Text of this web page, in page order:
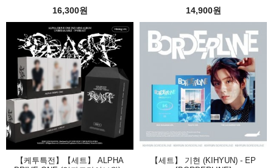
16,300원
14,900원
【케투특전】【세트】 ALPHA
【세트】 기현 (KIHYUN) - EP